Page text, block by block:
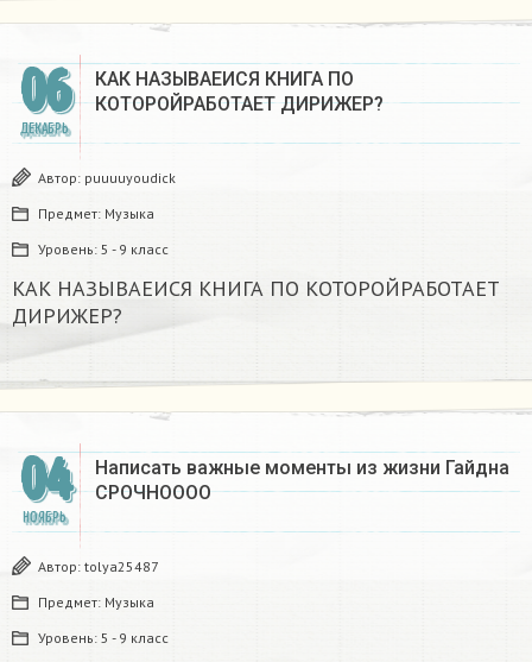
06
ДЕКАБРЬ
КАК НАЗЫВАЕИСЯ КНИГА ПО
КОТОРОЙРАБОТАЕТ ДИРИЖЕР?
Автор: puuuuyoudick
Предмет: Музыка
Уровень: 5 - 9 класс
КАК НАЗЫВАЕИСЯ КНИГА ПО КОТОРОЙРАБОТАЕТ
ДИРИЖЕР?
04
НОЯБРЬ
Написать важные моменты из жизни Гайдна
СРОЧНОООО
Автор: tolya25487
Предмет: Музыка
Уровень: 5 - 9 класс